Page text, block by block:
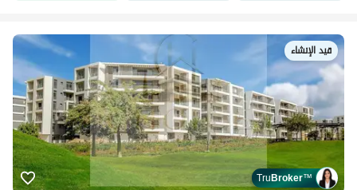
قيد الإنشاء
TruBroker™